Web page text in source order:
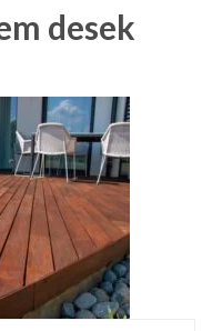
desek